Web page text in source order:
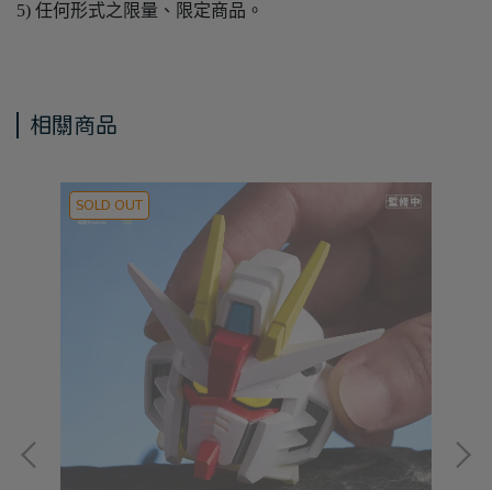
5) 任何形式之限量、限定商品。
相關商品
SOLD OUT